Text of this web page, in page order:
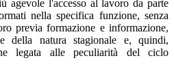
agevole l'accesso al lavoro da parte
nella specifica funzione, senza
previa formazione e informazione,
della natura stagionale e, quindi,
legata alle peculiarità del ciclo